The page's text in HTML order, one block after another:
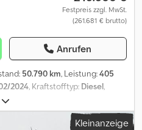
Festpreis zzgl. MwSt.
(261.681 € brutto)
Anrufen
50.790 km, Leistung:405
2024, Kraftstofftyp: Diesel,
Konfiguration:
, Bremsen:Retarder, Farbe:Rot,
2024
, Ausstattung:Kleinanzeige